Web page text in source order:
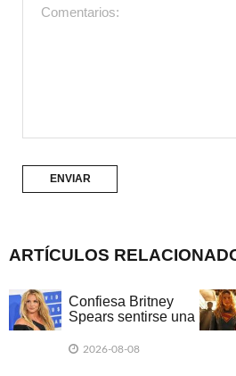
ARTÍCULOS
Confiesa Britney
Spears sentirse una
2026-08-08